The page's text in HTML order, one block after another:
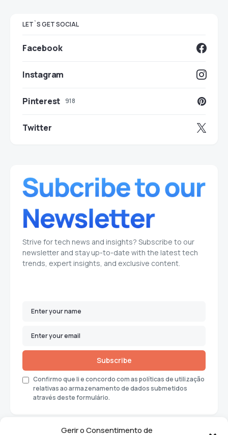
Gerir o Consentimento de
LET`S GET SOCIAL
Facebook
Instagram
Pinterest 918
Twitter
Strive for tech news and insights? Subscribe to our
newsletter and stay up-to-date with the latest tech
trends, expert insights, and exclusive content.
Subscribe
Confirmo que li e concordo com as políticas de utilização
relativas ao armazenamento de dados submetidos
através deste formulário.